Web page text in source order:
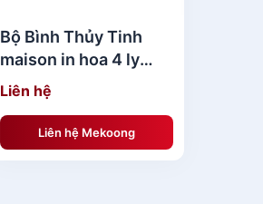
Bộ Bình Thủy Tinh
maison in hoa 4 ly
(Watermelon)
Liên hệ
Liên hệ Mekoong